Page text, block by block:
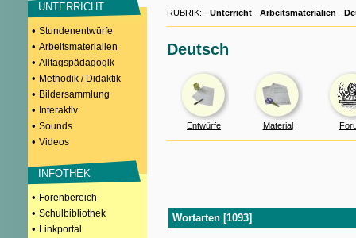
UNTERRICHT
• Stundenentwürfe
• Arbeitsmaterialien
• Alltagspädagogik
• Methodik / Didaktik
• Bildersammlung
• Interaktiv
• Sounds
• Videos
INFOTHEK
• Forenbereich
• Schulbibliothek
• Linkportal
RUBRIK: - Unterricht - Arbeitsmaterialien -
Deutsch
Entwürfe Material
Wortarten [1093]